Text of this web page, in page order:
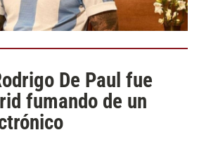
De Paul fue
fumando de un